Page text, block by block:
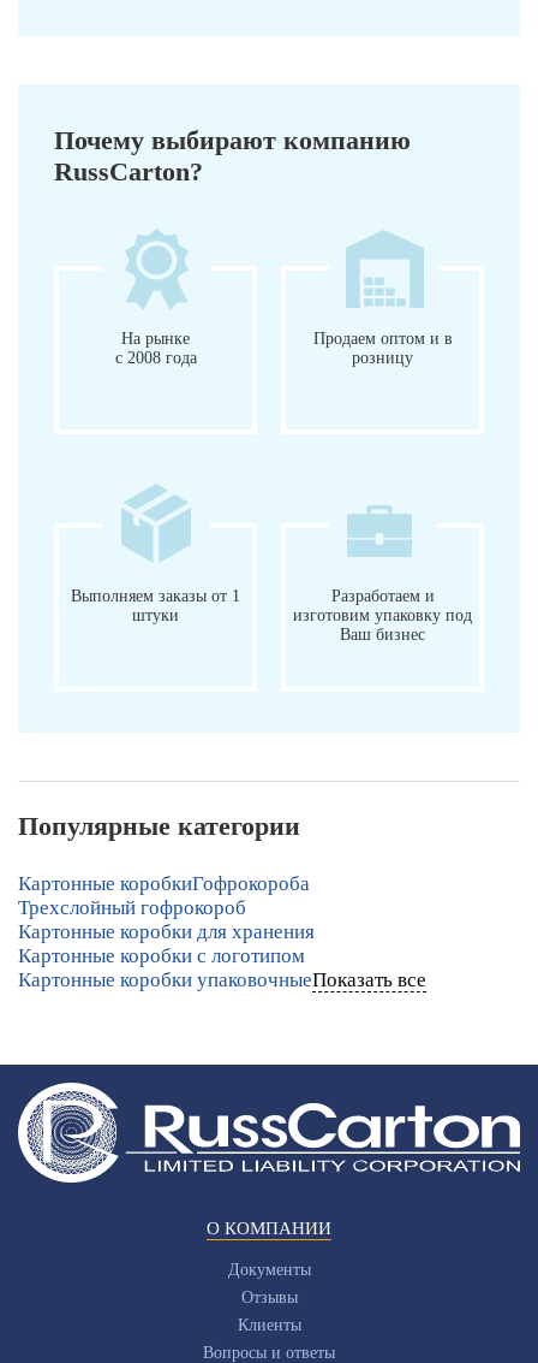
Почему выбирают компанию
RussCarton?
На рынке
с 2008 года
Продаем оптом и в
розницу
Выполняем заказы от 1
штуки
Разработаем и
изготовим упаковку под
Ваш бизнес
Популярные категории
Картонные коробкиГофрокороба
Трехслойный гофрокороб
Картонные коробки для хранения
Картонные коробки с логотипом
Картонные коробки упаковочныеПоказать все
О КОМПАНИИ
Документы
Отзывы
Клиенты
Вопросы и ответы